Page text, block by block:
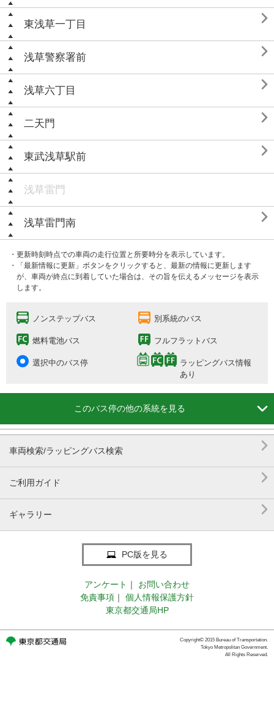
東浅草一丁目 
浅草警察署前 
浅草六丁目 
二天門 
東武浅草駅前 
浅草雷門
浅草雷門南 
・更新時刻時点での車両の走行位置と所要時分を表示しています。
・「最新情報に更新」ボタンをクリックすると、最新の情報に更新します
が、車両が終点に到着していた場合は、その旨を伝えるメッセージを表示
します。
ノンステップバス 別系統のバス
燃料電池バス フルフラットバス
選択中のバス停
ラッピングバス情報
あり
このバス停の他の系統を見る 
車両検索/ラッピングバス検索 
ご利用ガイド 
ギャラリー 
PC版を見る
アンケート ｜
お問い合わせ
免責事項 ｜
個人情報保護方針
東京都交通局HP
Copyright© 2015 Bureau of Transportation.
Tokyo Metropolitan Government.
All Rights Reserved.